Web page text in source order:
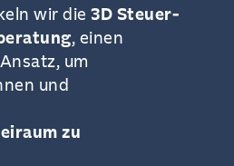
wir die 3D Steuer-
, einen
um
und
zu